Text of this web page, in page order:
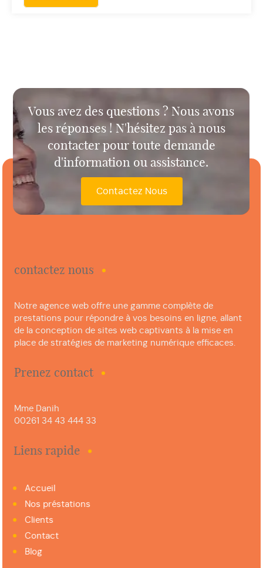
Vous avez des questions ? Nous avons
les réponses ! N'hésitez pas à nous
contacter pour toute demande
d'information ou assistance.
Contactez Nous
contactez nous
Notre agence web offre une gamme complète de
prestations pour répondre à vos besoins en ligne, allant
de la conception de sites web captivants à la mise en
place de stratégies de marketing numérique efficaces.
Prenez contact
Mme Danih
00261 34 43 444 33
Liens rapide
Accueil
Nos préstations
Clients
Contact
Blog